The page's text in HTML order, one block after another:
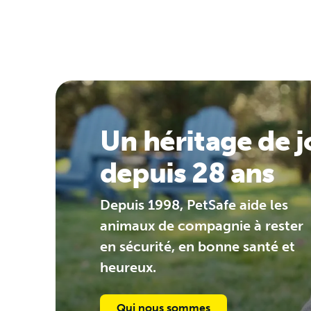
Un héritage de
depuis 28 ans
Depuis 1998, PetSafe aide les
animaux de compagnie à rester
en sécurité, en bonne santé et
heureux.
Qui nous sommes